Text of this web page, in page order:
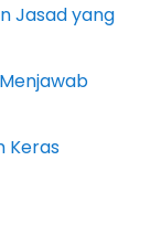
Jasad yang
Keras